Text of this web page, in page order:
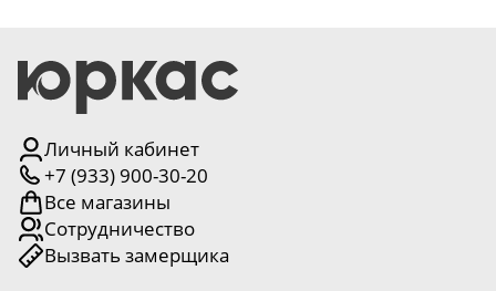
Личный кабинет
+7 (933) 900-30-20
Все магазины
Сотрудничество
Вызвать замерщика